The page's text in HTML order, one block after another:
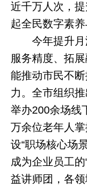
近千万人次，
起全民数字素养
今年提升
服务精度、拓
能推动市民不
力。全市组织
举办200余场线
万余位老年人
设“职场核心场
成为企业员工
益讲师团，各